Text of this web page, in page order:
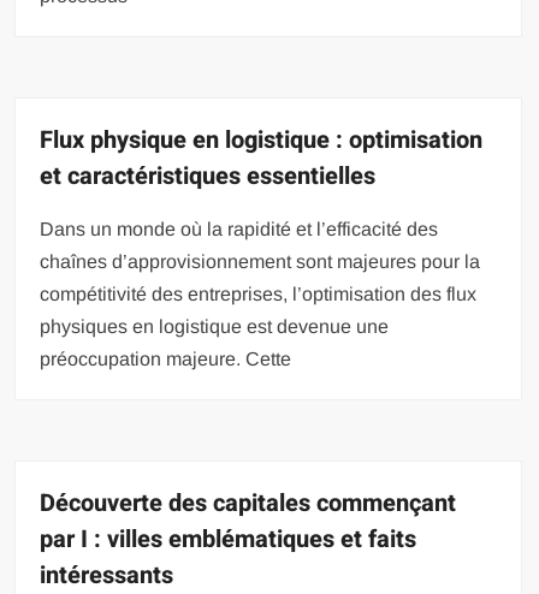
Flux physique en logistique : optimisation
et caractéristiques essentielles
Dans un monde où la rapidité et l’efficacité des
chaînes d’approvisionnement sont majeures pour la
compétitivité des entreprises, l’optimisation des flux
physiques en logistique est devenue une
préoccupation majeure. Cette
Découverte des capitales commençant
par I : villes emblématiques et faits
intéressants